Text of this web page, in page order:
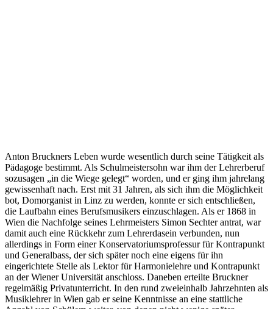
Anton Bruckners Leben wurde wesentlich durch seine Tätigkeit als
Pädagoge bestimmt. Als Schulmeistersohn war ihm der Lehrerberuf
sozusagen „in die Wiege gelegt“ worden, und er ging ihm jahrelang
gewissenhaft nach. Erst mit 31 Jahren, als sich ihm die Möglichkeit
bot, Domorganist in Linz zu werden, konnte er sich entschließen,
die Laufbahn eines Berufsmusikers einzuschlagen. Als er 1868 in
Wien die Nachfolge seines Lehrmeisters Simon Sechter antrat, war
damit auch eine Rückkehr zum Lehrerdasein verbunden, nun
allerdings in Form einer Konservatoriumsprofessur für Kontrapunkt
und Generalbass, der sich später noch eine eigens für ihn
eingerichtete Stelle als Lektor für Harmonielehre und Kontrapunkt
an der Wiener Universität anschloss. Daneben erteilte Bruckner
regelmäßig Privatunterricht. In den rund zweieinhalb Jahrzehnten als
Musiklehrer in Wien gab er seine Kenntnisse an eine stattliche